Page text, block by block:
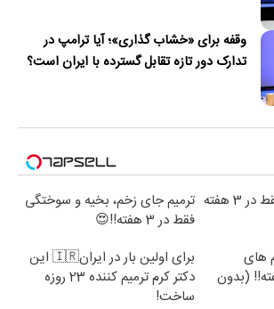
وقفه برای «خشاب گذاری»؛ آیا ترامپ در
تدارک دور تازه تقابل گسترده با ایران است؟
جای بخیه داری؟؟ فقط در 3 هفته ترمیم جای زخم، بخیه و سوختگی
فقط در 3 هفته!!😍
های
فقط در 3 هفته!! (بدون
برای اولین بار در ایران🇮🇷 این
دکتر کرم ترمیم کننده 23 روزه
ساخت!